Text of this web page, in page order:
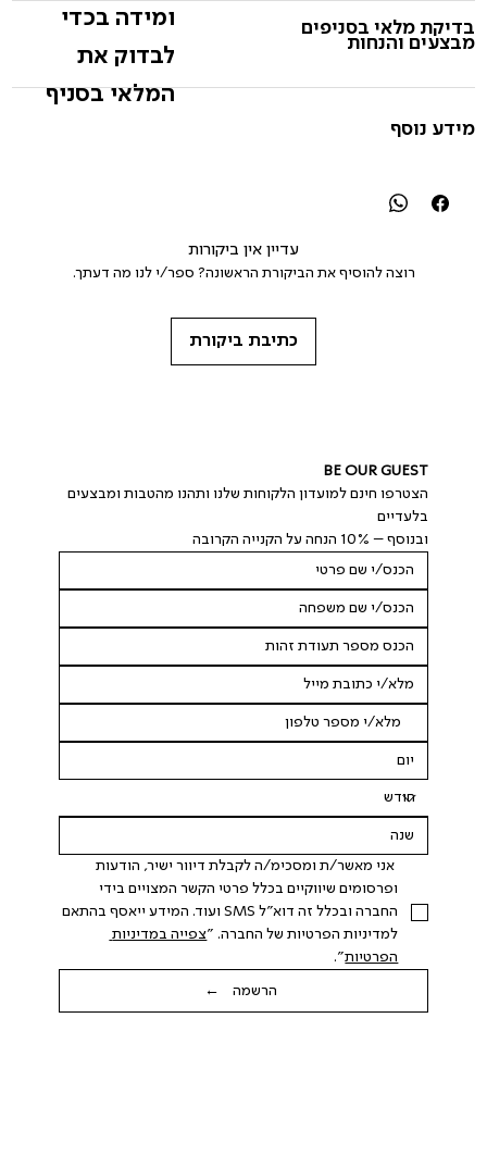
ומידה בכדי
לבדוק את
המלאי בסניף
בדיקת מלאי בסניפים
מבצעים והנחות
מידע נוסף
עדיין אין ביקורות
רוצה להוסיף את הביקורת הראשונה? ספר/י לנו מה דעתך.
כתיבת ביקורת
BE OUR GUEST
הצטרפו חינם למועדון הלקוחות שלנו ותהנו מהטבות ומבצעים
בלעדיים
ובנוסף – 10% הנחה על הקנייה הקרובה
אני מאשר/ת ומסכימ/ה לקבלת דיוור ישיר, הודעות
החברה ובכלל זה דוא"ל SMS ועוד. המידע ייאסף בהתאם
למדיניות הפרטיות של החברה. "
צפייה במדיניות
הפרטיות".
הרשמה ←